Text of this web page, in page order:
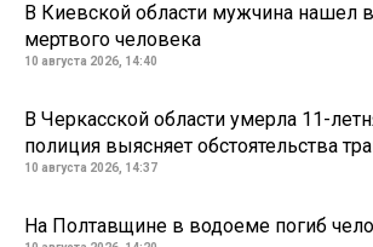
В Киевской области мужчина нашел в
мертвого человека
10 августа 2026, 14:40
В Черкасской области умерла 11-
полиция выясняет обстоятельства
10 августа 2026, 14:37
На Полтавщине в водоеме погиб